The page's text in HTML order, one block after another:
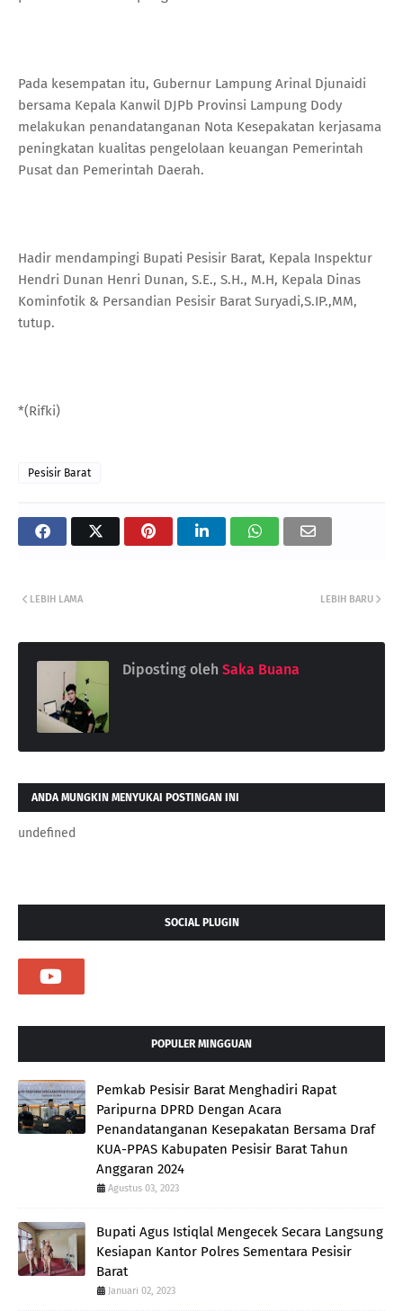
Pada kesempatan itu, Gubernur Lampung Arinal Djunaidi
bersama Kepala Kanwil DJPb Provinsi Lampung Dody
melakukan penandatanganan Nota Kesepakatan kerjasama
peningkatan kualitas pengelolaan keuangan Pemerintah
Pusat dan Pemerintah Daerah.
Hadir mendampingi Bupati Pesisir Barat, Kepala Inspektur
Hendri Dunan Henri Dunan, S.E., S.H., M.H, Kepala Dinas
Kominfotik & Persandian Pesisir Barat Suryadi,S.IP.,MM,
tutup.
*(Rifki)
Pesisir Barat
LEBIH BARU
LEBIH LAMA
Diposting oleh Saka Buana
ANDA MUNGKIN MENYUKAI POSTINGAN INI
undefined
SOCIAL PLUGIN
POPULER MINGGUAN
Pemkab Pesisir Barat Menghadiri Rapat
Paripurna DPRD Dengan Acara
Penandatanganan Kesepakatan Bersama Draf
KUA-PPAS Kabupaten Pesisir Barat Tahun
Anggaran 2024
Agustus 03, 2023
Bupati Agus Istiqlal Mengecek Secara Langsung
Kesiapan Kantor Polres Sementara Pesisir
Barat
Januari 02, 2023